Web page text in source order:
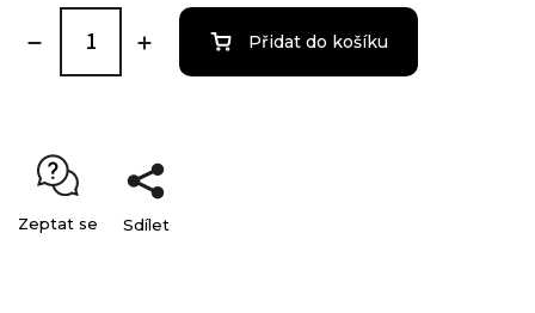
Přidat do košíku
Zeptat se Sdílet